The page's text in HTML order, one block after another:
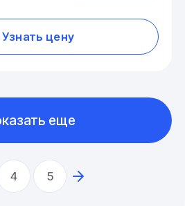
Узнать цену
4 5
еще